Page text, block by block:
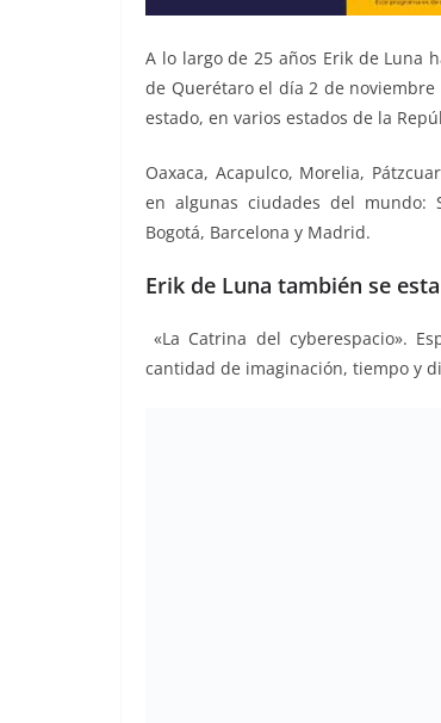
A lo largo de 25 años Erik de Luna
de Querétaro el día 2 de
estado, en varios estados de la
Oaxaca, Acapulco, Morelia,
en algunas ciudades del mundo:
Bogotá, Barcelona y Madrid.
Erik de Luna también se
«La Catrina del cyberespacio».
cantidad de imaginación, tiempo y